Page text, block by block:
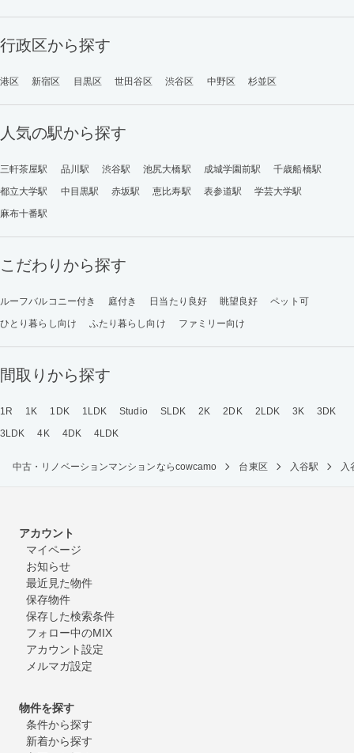
行政区から探す
港区 新宿区 目黒区 世田谷区 渋谷区 中野区 杉並区
人気の駅から探す
三軒茶屋駅 品川駅 渋谷駅 池尻大橋駅 成城学園前駅
千歳船橋駅
都立大学駅
中目黒駅 赤坂駅 恵比寿駅 表参道駅
学芸大学駅
麻布十番駅
こだわりから探す
ルーフバルコニー付き 庭付き 日当たり良好 眺望良好
ペット可
ひとり暮らし向け
ふたり暮らし向け ファミリー向け
間取りから探す
1R 1K 1DK 1LDK Studio SLDK 2K 2DK 2LDK 3K
3DK
3LDK
4K 4DK 4LDK
中古・リノベーションマンションならcowcamo 台東区 入谷駅
アカウント
マイページ
お知らせ
最近見た物件
保存物件
保存した検索条件
フォロー中のMIX
アカウント設定
メルマガ設定
物件を探す
条件から探す
新着から探す